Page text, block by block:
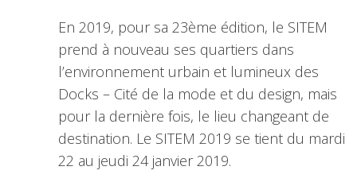
En 2019, pour sa 23ème édition, le SITEM
prend à nouveau ses quartiers dans
l’environnement urbain et lumineux des
Docks – Cité de la mode et du design, mais
pour la dernière fois, le lieu changeant de
destination. Le SITEM 2019 se tient du mardi
22 au jeudi 24 janvier 2019.